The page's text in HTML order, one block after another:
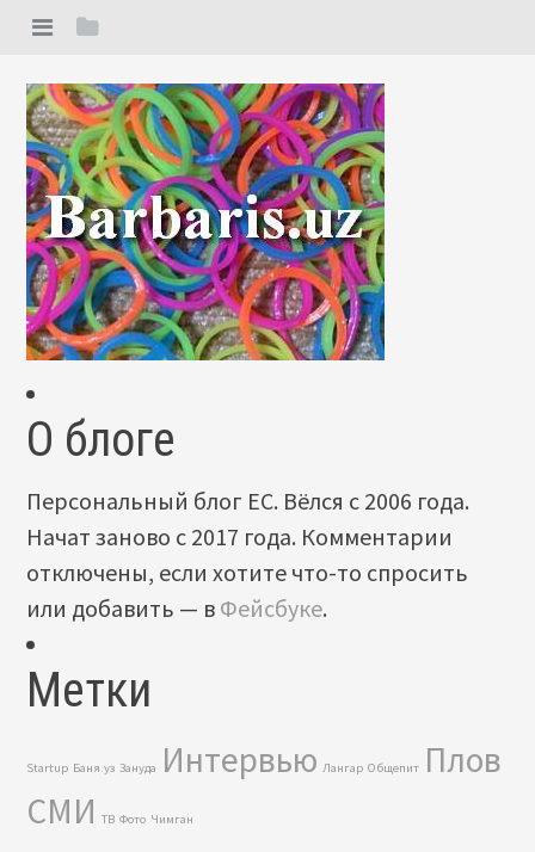
О блоге
Персональный блог ЕС. Вёлся с 2006 года.
Начат заново с 2017 года. Комментарии
отключены, если хотите что-то спросить
или добавить — в Фейсбуке.
Метки
Startup Баня.уз Зануда Интервью Лангар Общепит Плов
СМИ ТВ Фото Чимган